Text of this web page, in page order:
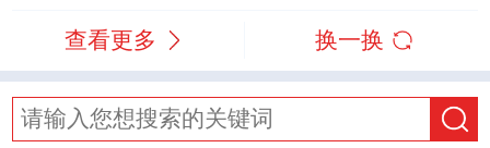
查看更多 换一换